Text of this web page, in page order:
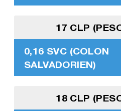
17 CLP
0,16 SVC (COLON
SALVADORIEN)
18 CLP